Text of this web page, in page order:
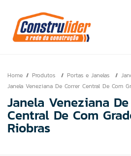
Home Produtos Portas e Janelas
Janela Veneziana De Correr Central De Com
Janela Veneziana
Central De Com
Riobras